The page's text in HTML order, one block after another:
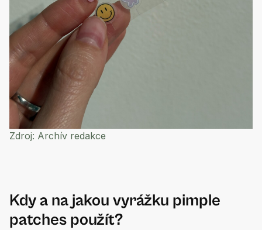
Zdroj: Archív redakce
Kdy a na jakou vyrážku pimple
patches použít?